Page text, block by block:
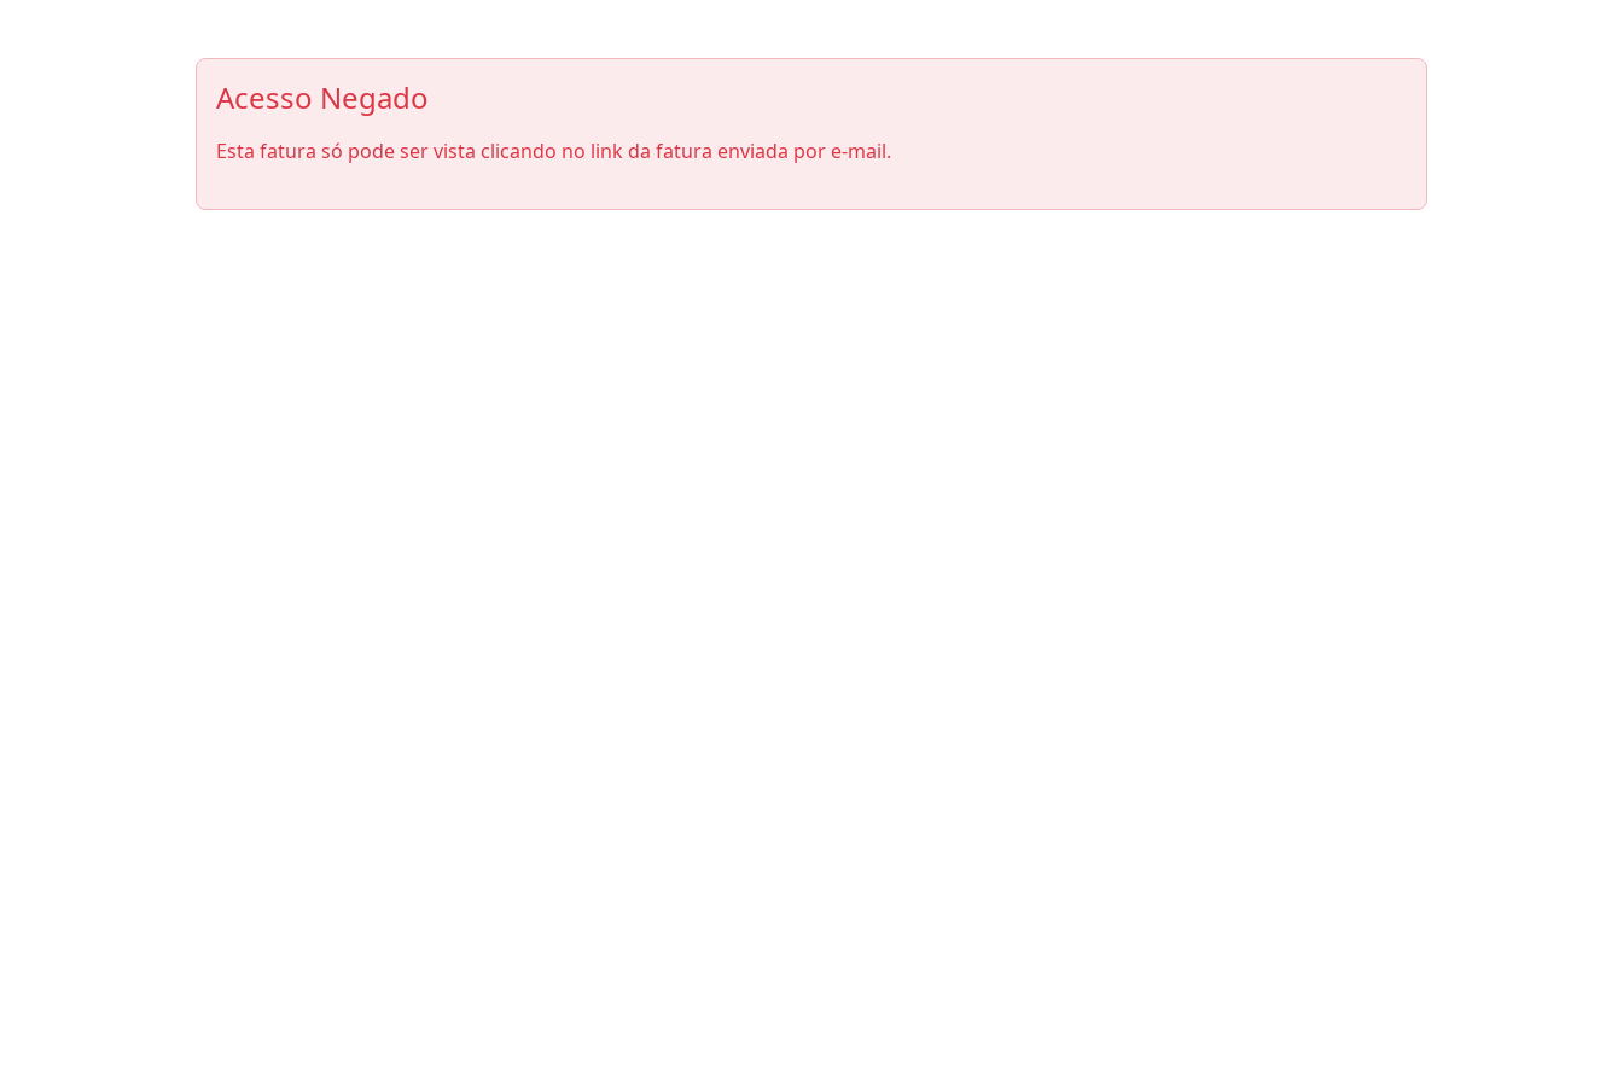
Acesso Negado
Esta fatura só pode ser vista clicando no link da fatura enviada por e-mail.